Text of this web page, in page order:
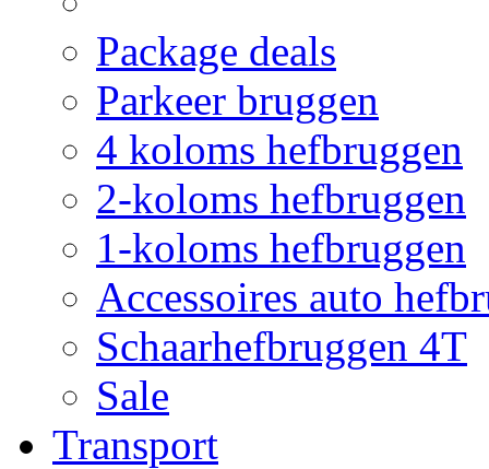
Package deals
Parkeer bruggen
4 koloms hefbruggen
2-koloms hefbruggen
1-koloms hefbruggen
Accessoires auto
Schaarhefbruggen 4T
Sale
Transport